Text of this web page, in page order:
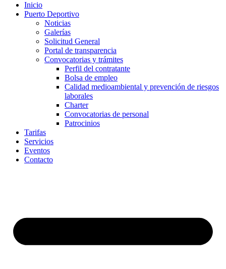
Inicio
Puerto Deportivo
Noticias
Galerías
Solicitud General
Portal de transparencia
Convocatorias y trámites
Perfil del contratante
Bolsa de empleo
Calidad medioambiental y prevención de riesgos
laborales
Charter
Convocatorias de personal
Patrocinios
Tarifas
Servicios
Eventos
Contacto